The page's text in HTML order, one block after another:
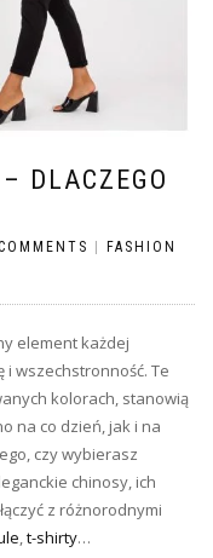
DLACZEGO
FASHION
element każdej
i wszechstronność. Te
kolorach, stanowią
na co dzień, jak i na
czy wybierasz
chinosy, ich
z różnorodnymi
,t-shirty…